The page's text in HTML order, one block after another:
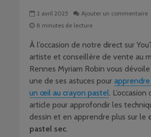
2 avril 2025
Ajouter un commentaire
8 minutes de lecture
À l’occasion de notre direct sur
artiste et conseillère de vente au
Rennes Myriam Robin vous
une de ses astuces pour
un œil au crayon pastel.
article pour approfondir les
dessin et en apprendre plus sur le
pastel sec.